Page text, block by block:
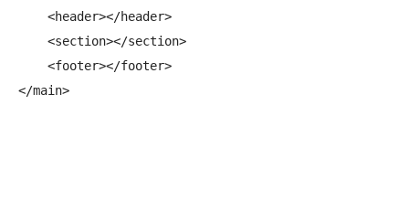
    <header></header>
    <section></section>
    <footer></footer>
</main>